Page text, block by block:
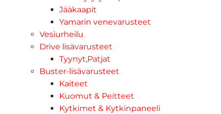
Jääkaapit
Yamarin venevarusteet
Vesiurheilu
Drive lisävarusteet
Tyynyt,Patjat
Buster-lisävarusteet
Kaiteet
Kuomut & Peitteet
Kytkimet & Kytkinpaneeli